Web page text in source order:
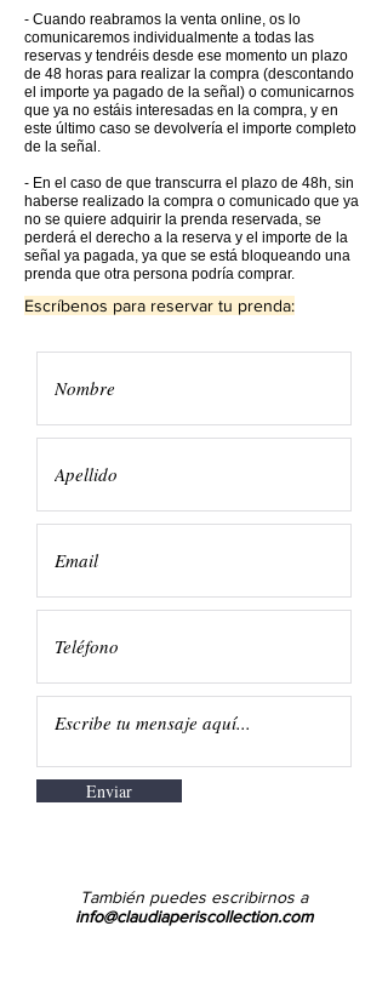
- Cuando reabramos la venta online, os lo
comunicaremos individualmente a todas las
reservas y tendréis desde ese momento un plazo
de 48 horas para realizar la compra (descontando
el importe ya pagado de la señal) o comunicarnos
que ya no estáis interesadas en la compra, y en
este último caso se devolvería el importe completo
de la señal.
- En el caso de que transcurra el plazo de 48h, sin
haberse realizado la compra o comunicado que ya
no se quiere adquirir la prenda reservada, se
perderá el derecho a la reserva y el importe de la
señal ya pagada, ya que se está bloqueando una
prenda que otra persona podría comprar.
Escríbenos para reservar tu prenda:
Enviar
También puedes escribirnos a
info@claudiaperiscollection.com